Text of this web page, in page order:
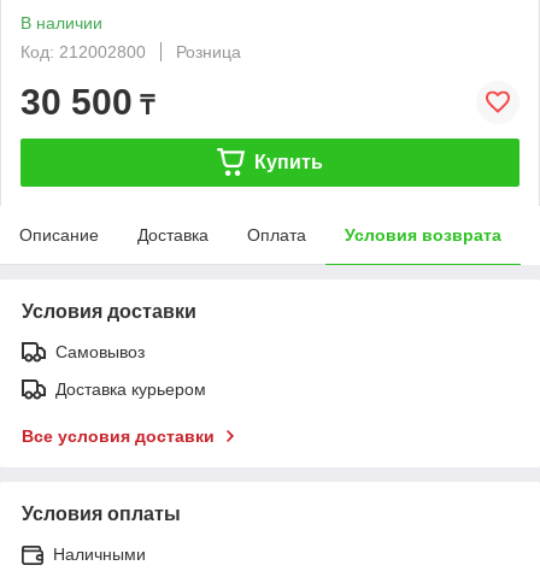
В наличии
Код: 212002800
Розница
30 500 ₸
Купить
Описание Доставка Оплата Условия возврата
Условия доставки
Самовывоз
Доставка курьером
Все условия доставки
Условия оплаты
Наличными